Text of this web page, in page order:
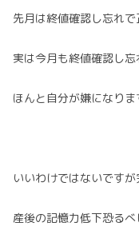
先月は終値確認し忘れ
実は今月も終値確認し
ほんと自分が嫌になりま
いいわけではないです
産後の記憶力低下恐る